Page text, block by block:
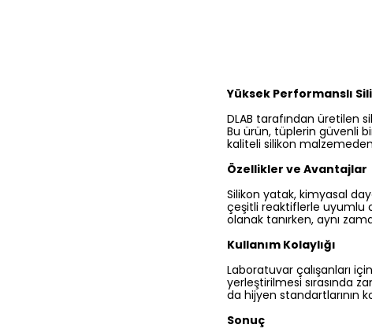
Yüksek Performanslı
DLAB tarafından üretilen
Bu ürün, tüplerin güvenli
kaliteli silikon
Özellikler ve Avantajlar
Silikon yatak, kimyasal
çeşitli reaktiflerle uyumlu
olanak tanırken, aynı
Kullanım Kolaylığı
Laboratuvar çalışanları
yerleştirilmesi sırasında
da hijyen standartlarının
Sonuç